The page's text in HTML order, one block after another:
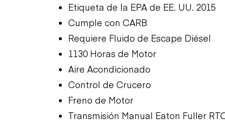
Etiqueta de la EPA de EE. UU. 2015
Cumple con CARB
Requiere Fluido de Escape Diésel
1130 Horas de Motor
Aire Acondicionado
Control de Crucero
Freno de Motor
Transmisión Manual Eaton Fuller